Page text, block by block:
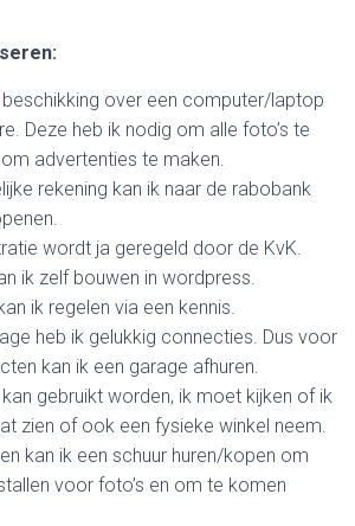
beschikking over een computer/laptop
Deze heb ik nodig om alle foto’s te
advertenties te maken.
rekening kan ik naar de rabobank
wordt ja geregeld door de KvK.
ik zelf bouwen in wordpress.
ik regelen via een kennis.
heb ik gelukkig connecties. Dus voor
kan ik een garage afhuren.
gebruikt worden, ik moet kijken of ik
zien of ook een fysieke winkel neem.
kan ik een schuur huren/kopen om
voor foto’s en om te komen